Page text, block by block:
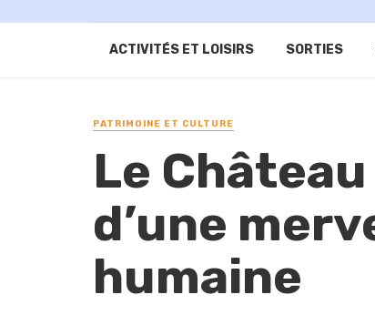
ACTIVITÉS ET LOISIRS SORTIES
PATRIMOINE ET CULTURE
Le
d’une
humaine